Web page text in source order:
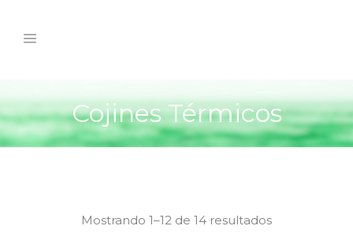
Cojines Térmicos
Mostrando 1–12 de 14 resultados